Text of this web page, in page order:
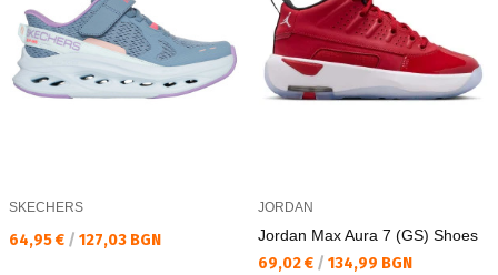
SKECHERS
Текуща цена:
64,95 € / 127,03 BGN
JORDAN
Jordan Max Aura 7 (GS) Shoes
Текуща цена:
69,02 € / 134,99 BGN